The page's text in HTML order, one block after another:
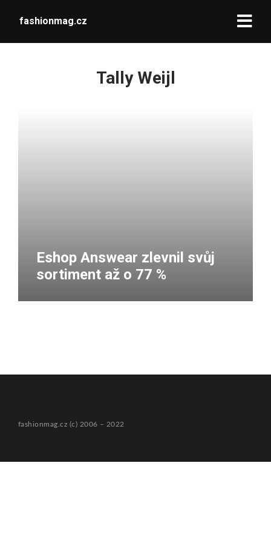
fashionmag.cz
Tally Weijl
Eshop Answear zlevnil svůj
sortiment až o 77 %
fashionmag.cz (c) 2006 – 2022